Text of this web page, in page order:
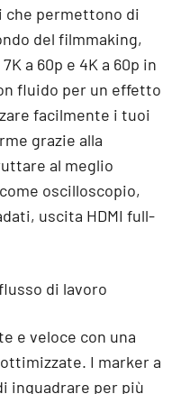
che permettono di
del filmmaking,
a 60p e 4K a 60p in
fluido per un effetto
facilmente i tuoi
grazie alla
al meglio
oscilloscopio,
uscita HDMI full-
di lavoro
e veloce con una
I marker a
inquadrare per più